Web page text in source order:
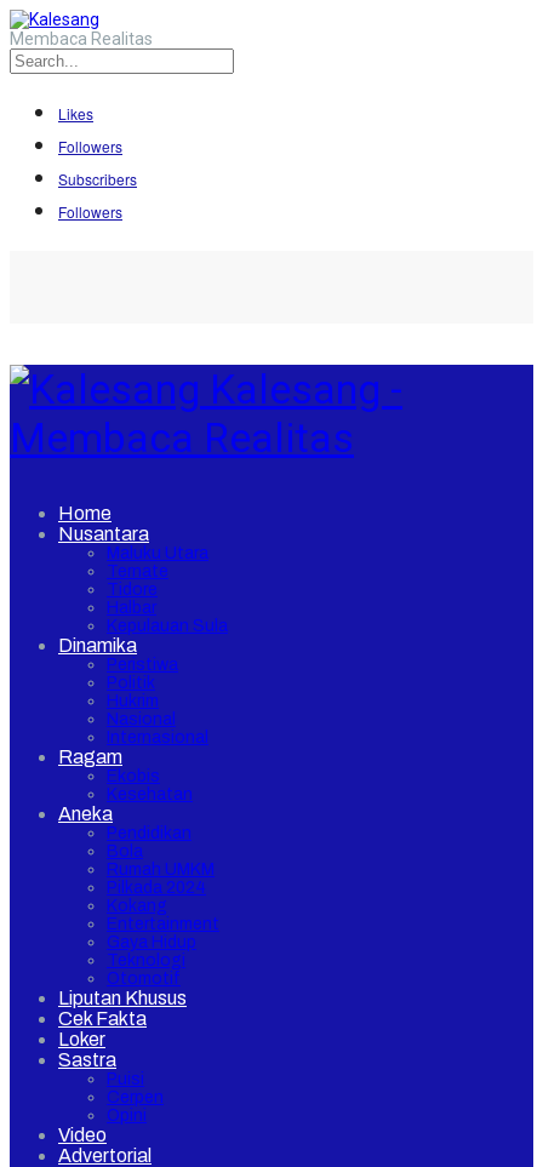
Membaca Realitas
Likes
Followers
Subscribers
Followers
Kalesang -
Membaca Realitas
Home
Nusantara
Maluku Utara
Ternate
Tidore
Halbar
Kepulauan Sula
Dinamika
Peristiwa
Politik
Hukrim
Nasional
Internasional
Ragam
Ekobis
Kesehatan
Aneka
Pendidikan
Bola
Rumah UMKM
Pilkada 2024
Kokang
Entertainment
Gaya Hidup
Teknologi
Otomotif
Liputan Khusus
Cek Fakta
Loker
Sastra
Puisi
Cerpen
Opini
Video
Advertorial